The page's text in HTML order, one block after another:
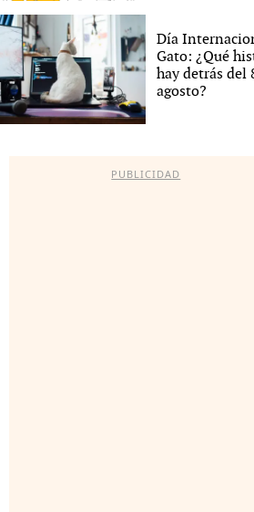
Día
Gato: ¿Qué
hay detrás del
agosto?
PUBLICIDAD